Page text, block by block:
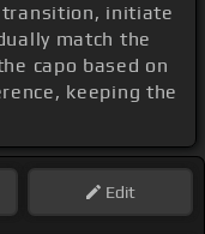
transition, initiate
match the
capo based on
keeping the
Edit